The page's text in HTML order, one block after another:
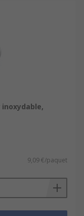
inoxydable,
9,09 €/paquet